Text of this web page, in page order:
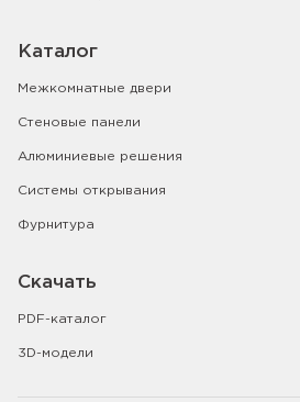
Каталог
Межкомнатные двери
Стеновые панели
Алюминиевые решения
Системы открывания
Фурнитура
Скачать
PDF-каталог
3D-модели